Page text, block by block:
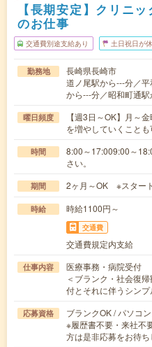
【長期安定】クリニ
のお仕事
交通費別途支給あり 土日祝日が
勤務地
長崎県長崎市
道ノ尾駅から---分／
から---分／昭和町通
曜日頻度
【週3日～OK】月～
を増やしていくこと
時間
8:00～17:009:00～
さい。
期間 2ヶ月～OK ※スター
時給 時給1100円～
交通費
交通費規定内支給
仕事内容
医療事務・病院受付
＜ブランク・社会復
付とそれに伴うシン
応募資格
ブランクOK / パソコ
※履歴書不要・来社不
方は是非応募をお待